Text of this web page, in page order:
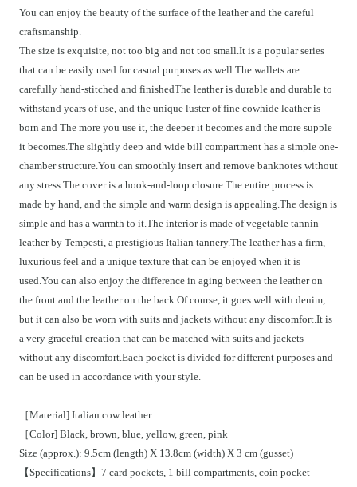
You can enjoy the beauty of the surface of the leather and the careful
craftsmanship.
The size is exquisite, not too big and not too small.It is a popular series
that can be easily used for casual purposes as well.The wallets are
carefully hand-stitched and finishedThe leather is durable and durable to
withstand years of use, and the unique luster of fine cowhide leather is
born and The more you use it, the deeper it becomes and the more supple
it becomes.The slightly deep and wide bill compartment has a simple one-
chamber structure.You can smoothly insert and remove banknotes without
any stress.The cover is a hook-and-loop closure.The entire process is
made by hand, and the simple and warm design is appealing.The design is
simple and has a warmth to it.The interior is made of vegetable tannin
leather by Tempesti, a prestigious Italian tannery.The leather has a firm,
luxurious feel and a unique texture that can be enjoyed when it is
used.You can also enjoy the difference in aging between the leather on
the front and the leather on the back.Of course, it goes well with denim,
but it can also be worn with suits and jackets without any discomfort.It is
a very graceful creation that can be matched with suits and jackets
without any discomfort.Each pocket is divided for different purposes and
can be used in accordance with your style.
［Material] Italian cow leather
［Color] Black, brown, blue, yellow, green, pink
Size (approx.): 9.5cm (length) X 13.8cm (width) X 3 cm (gusset)
【Specifications】7 card pockets, 1 bill compartments, coin pocket